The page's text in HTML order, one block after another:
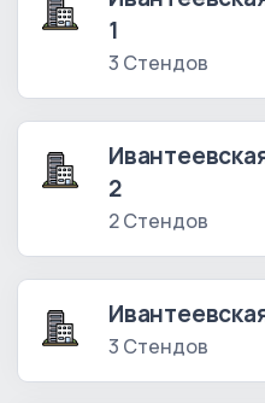
1
3 Стендов
2
2 Стендов
3 Стендов